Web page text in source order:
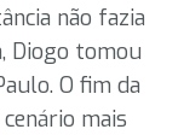
não fazia
Diogo tomou
O fim da
mais